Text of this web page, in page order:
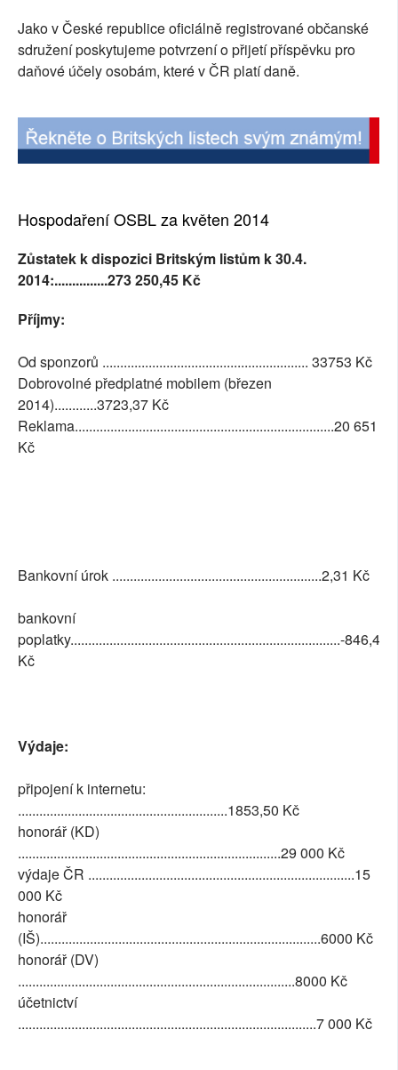
Jako v České republice oficiálně registrované občanské
sdružení poskytujeme potvrzení o přijetí příspěvku pro
daňové účely osobám, které v ČR platí daně.
Hospodaření OSBL za květen 2014
Zůstatek k dispozici Britským listům k 30.4.
2014:...............273 250,45 Kč
Příjmy:
Od sponzorů .......................................................... 33753 Kč
Dobrovolné předplatné mobilem (březen
2014)............3723,37 Kč
Reklama.........................................................................20 651
Kč
Bankovní úrok ...........................................................2,31 Kč
bankovní
poplatky............................................................................-846,44
Kč
Výdaje:
připojení k internetu:
...........................................................1853,50 Kč
honorář (KD)
..........................................................................29 000 Kč
výdaje ČR ...........................................................................15
000 Kč
honorář
(IŠ)...............................................................................6000 Kč
honorář (DV)
..............................................................................8000 Kč
účetnictví
....................................................................................7 000 Kč